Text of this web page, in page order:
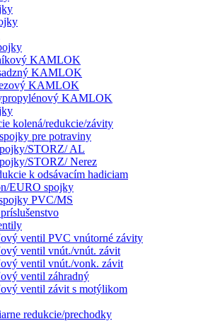
KAMLOK
KAMLOK
KAMLOK
KAMLOK
kolená/redukcie/závity
pre potraviny
STORZ/ AL
STORZ/ Nerez
k odsávacím hadiciam
EURO spojky
PVC/MS
ventil PVC vnútorné závity
ventil vnút./vnút. závit
ventil vnút./vonk. závit
ventil záhradný
ventil závit s motýlikom
redukcie/prechodky